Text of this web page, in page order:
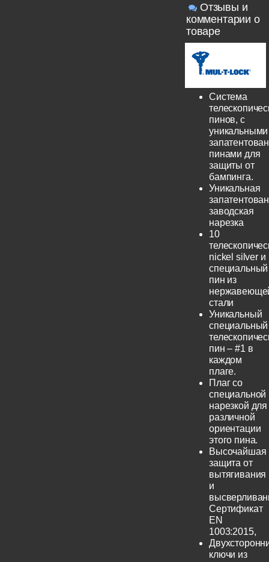
Отзывы и
комментарии о
товаре
Система
пинов, с
уникальными
пинами для
защиты от
бампинга.
Уникальная
заводская
нарезка
10
nickel silver и
специальный
пин из
стали
Уникальный
специальный
пин – #1 в
каждом
плаге.
Плаг со
специальной
нарезкой для
различной
ориентации
этого пина.
Высочайшая
защита от
вытягивания
и
Сертификат
EN
1003:2015,
ключи из